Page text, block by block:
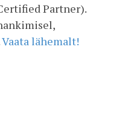
Partner).
Vaata lähemalt!